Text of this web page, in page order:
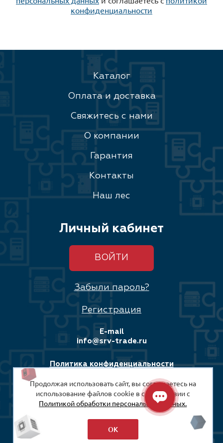
конфиденциальности
Каталог
Оплата и доставка
Свяжитесь с нами
О компании
Гарантия
Контакты
Наш лес
Личный кабинет
ВОЙТИ
Забыли пароль?
Регистрация
E-mail
info@srv-trade.ru
Политика конфиденциальности
Соглашение на обработку персональных данных
© 2008-2026
ООО «СРВ-Трейд»
Продолжая использовать сайт, вы соглашаетесь на
использование файлов cookie в соответствии с
Политикой обработки персональных данных.
ОК